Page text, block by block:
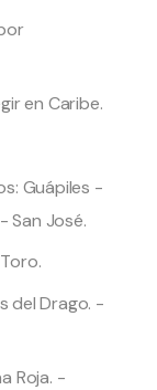
en Caribe.
Guápiles -
San José.
del Drago. -
Roja. -